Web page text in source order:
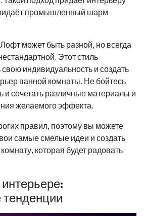
промышленный шарм
может быть разной, но всегда
Этот стиль
индивидуальность и создать
ванной комнаты. Не бойтесь
и сочетать различные материалы и
желаемого эффекта.
правил, поэтому вы можете
самые смелые идеи и создать
которая будет радовать